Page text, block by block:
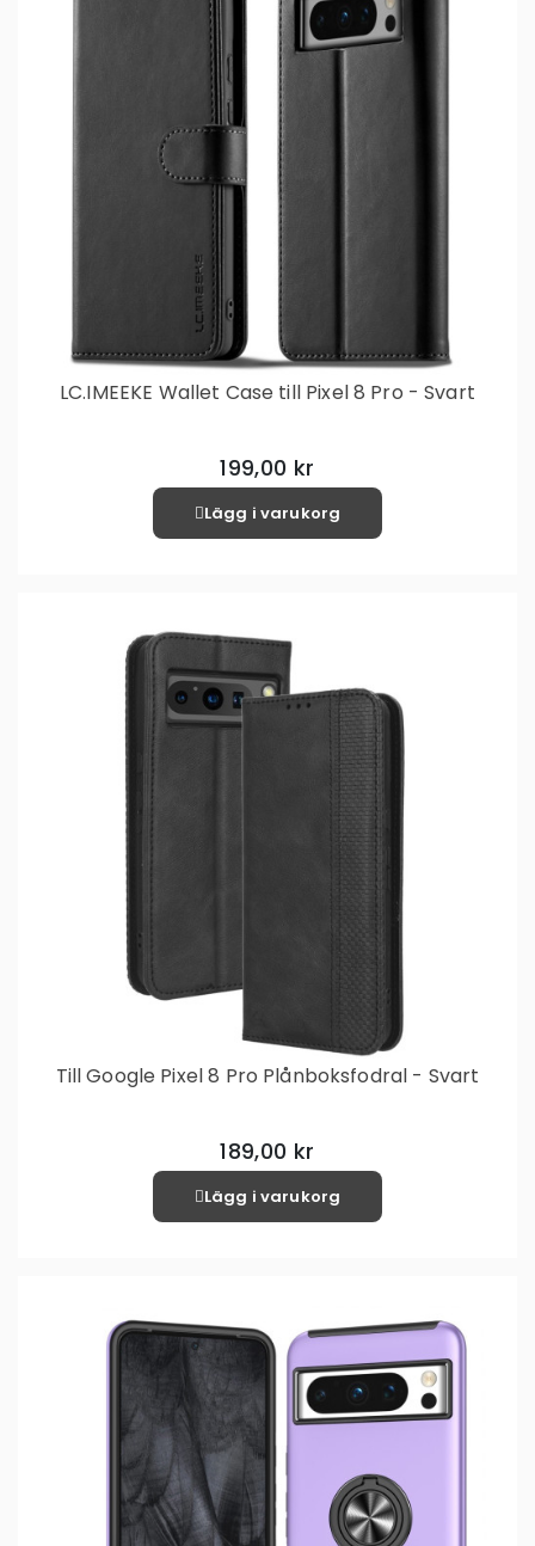
LC.IMEEKE Wallet Case till Pixel 8 Pro - Svart
199,00 kr
Lägg i varukorg
Till Google Pixel 8 Pro Plånboksfodral - Svart
189,00 kr
Lägg i varukorg